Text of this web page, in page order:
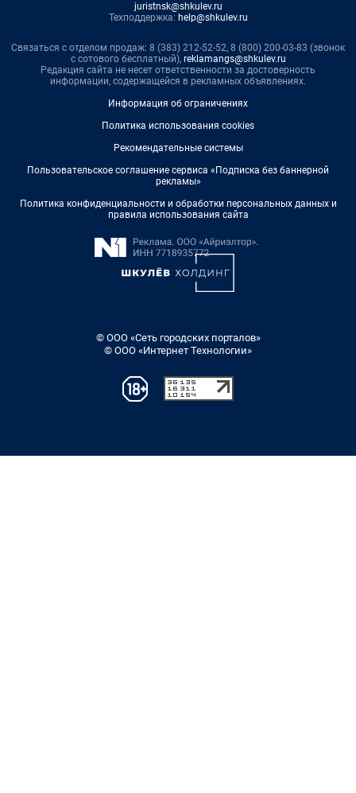
juristnsk@shkulev.ru
Техподдержка: help@shkulev.ru
Связаться с отделом продаж: 8 (383) 212-52-52, 8 (800) 200-03-83 (звонок
с сотового бесплатный), reklamangs@shkulev.ru
Редакция сайта не несет ответственности за достоверность
информации, содержащейся в рекламных объявлениях.
Информация об ограничениях
Политика использования cookies
Рекомендательные системы
Пользовательское соглашение сервиса «Подписка без баннерной
рекламы»
Политика конфиденциальности и обработки персональных данных и
правила использования сайта
© ООО «Сеть городских порталов»
© ООО «Интернет Технологии»